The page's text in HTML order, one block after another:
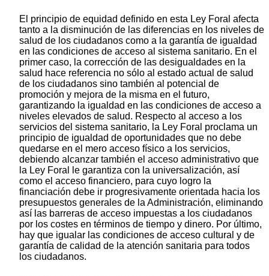
El principio de equidad definido en esta Ley Foral afecta
tanto a la disminución de las diferencias en los niveles de
salud de los ciudadanos como a la garantía de igualdad
en las condiciones de acceso al sistema sanitario. En el
primer caso, la corrección de las desigualdades en la
salud hace referencia no sólo al estado actual de salud
de los ciudadanos sino también al potencial de
promoción y mejora de la misma en el futuro,
garantizando la igualdad en las condiciones de acceso a
niveles elevados de salud. Respecto al acceso a los
servicios del sistema sanitario, la Ley Foral proclama un
principio de igualdad de oportunidades que no debe
quedarse en el mero acceso físico a los servicios,
debiendo alcanzar también el acceso administrativo que
la Ley Foral le garantiza con la universalización, así
como el acceso financiero, para cuyo logro la
financiación debe ir progresivamente orientada hacia los
presupuestos generales de la Administración, eliminando
así las barreras de acceso impuestas a los ciudadanos
por los costes en términos de tiempo y dinero. Por último,
hay que igualar las condiciones de acceso cultural y de
garantía de calidad de la atención sanitaria para todos
los ciudadanos.